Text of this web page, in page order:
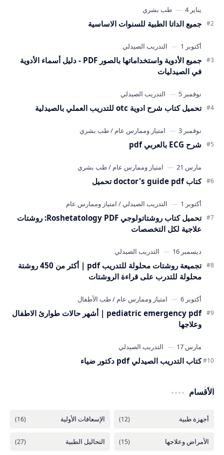
جميع الداتا الطبية للسنوات الاساسية
جميع الأدوية واستخداماتها بالصور PDF - دليل أسماء الأدوية
في الصيدليات
تحميل كتاب شرح ادوية otc للتدريب العملي بالصيدلية
شرح ECG بالعربي pdf
كتاب doctor's guide pdf تحميل
تحميل كتاب روشتاتولوجي Roshetatology PDF: روشتات
علاجية لكل التخصصات
تجميعة روشتات محلولة للتدريب pdf | أكثر من 450 روشتة
محلولة للتدرب على قراءة الروشتات
pediatric emergency pdf | أشهر حالات طوارئ الاطفال
وعلاجها
كتاب التدريب الصيدلي pdf دكتور ضياء
الأقسام